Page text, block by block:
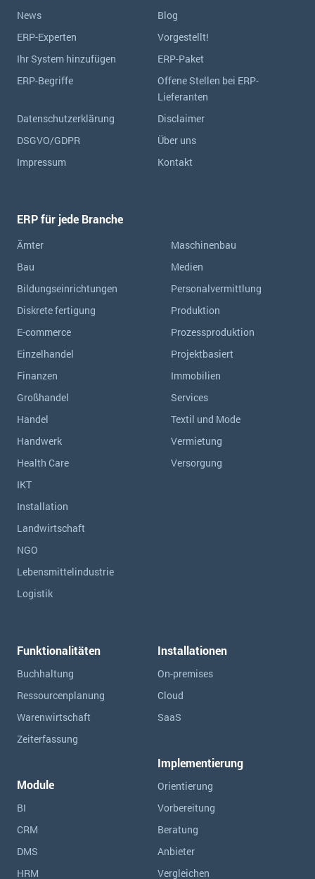
News
Blog
ERP-Experten
Vorgestellt!
Ihr System hinzufügen
ERP-Paket
ERP-Begriffe
Offene Stellen bei ERP-
Lieferanten
Datenschutzerklärung
Disclaimer
DSGVO/GDPR
Über uns
Impressum
Kontakt
ERP für jede Branche
Ämter
Bau
Bildungseinrichtungen
Diskrete fertigung
E-commerce
Einzelhandel
Finanzen
Großhandel
Handel
Handwerk
Health Care
IKT
Installation
Landwirtschaft
NGO
Lebensmittelindustrie
Logistik
Maschinenbau
Medien
Personalvermittlung
Produktion
Prozessproduktion
Projektbasiert
Immobilien
Services
Textil und Mode
Vermietung
Versorgung
Funktionalitäten
Buchhaltung
Ressourcen­planung
Warenwirtschaft
Zeiterfassung
Module
BI
CRM
DMS
HRM
Installationen
On-premises
Cloud
SaaS
Implementierung
Orientierung
Vorbereitung
Beratung
Anbieter
Vergleichen